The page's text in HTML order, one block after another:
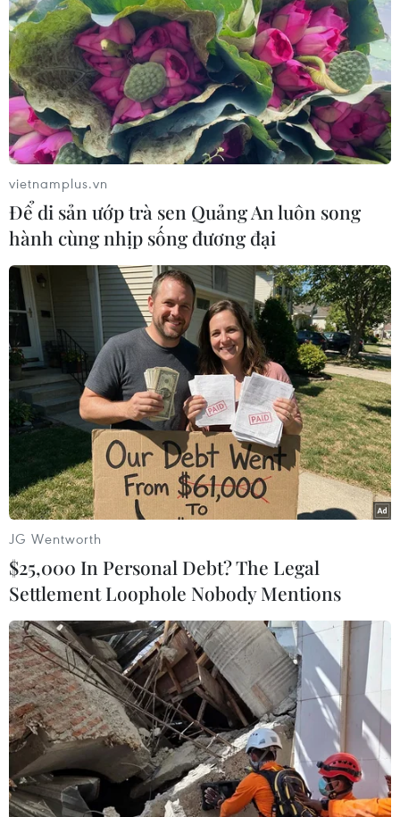
#COVID-19 #Hàn Quốc
#Xét nghiệm PCR
#Lây nhiễm
Hàn Quốc
Theo dõi VietnamPlus
vietnamplus.vn
Để di sản ướp trà sen Quảng An luôn song
hành cùng nhịp sống đương đại
JG Wentworth
$25,000 In Personal Debt? The Legal
Settlement Loophole Nobody Mentions